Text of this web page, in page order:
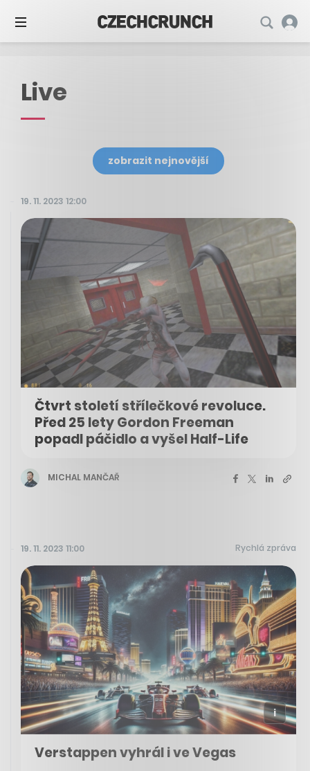
Live
zobrazit nejnovější
19. 11. 2023 12:00
Čtvrt století střílečkové revoluce.
Před 25 lety Gordon Freeman
popadl páčidlo a vyšel Half-Life
MICHAL MANČAŘ
19. 11. 2023 11:00 Rychlá zpráva
Verstappen vyhrál i ve Vegas